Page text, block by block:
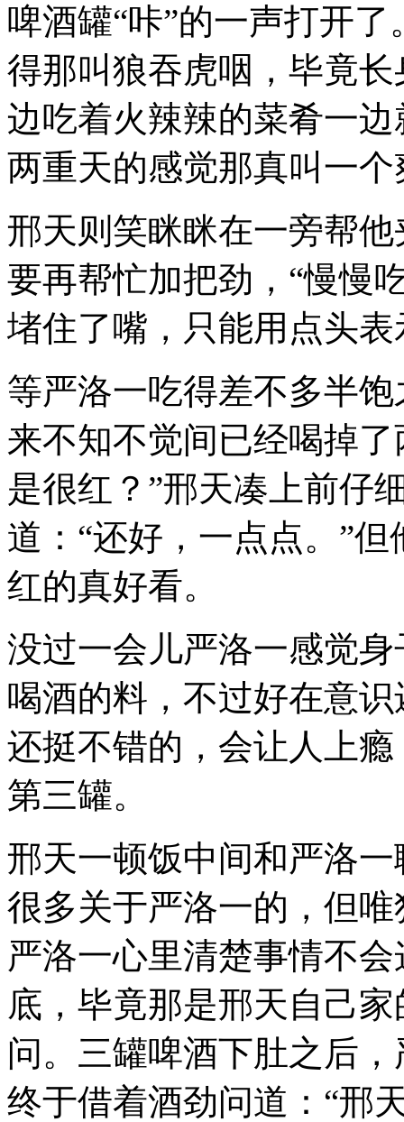
啤酒罐“咔”的一声打开
得那叫狼吞虎咽，毕竟
边吃着火辣辣的菜肴一
两重天的感觉那真叫一个
邢天则笑眯眯在一旁帮
要再帮忙加把劲，“慢慢
堵住了嘴，只能用点头表
等严洛一吃得差不多半
来不知不觉间已经喝掉
是很红？”邢天凑上前仔
道：“还好，一点点。”
红的真好看。
没过一会儿严洛一感觉
喝酒的料，不过好在意
还挺不错的，会让人上
第三罐。
邢天一顿饭中间和严洛
很多关于严洛一的，但
严洛一心里清楚事情不
底，毕竟那是邢天自己
问。三罐啤酒下肚之后
终于借着酒劲问道：“邢